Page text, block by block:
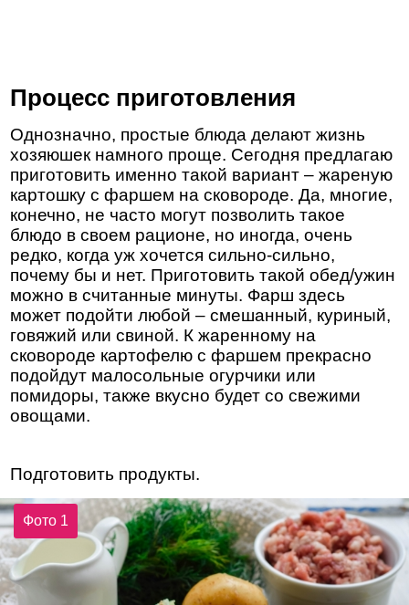
Процесс приготовления
Однозначно, простые блюда делают жизнь
хозяюшек намного проще. Сегодня предлагаю
приготовить именно такой вариант – жареную
картошку с фаршем на сковороде. Да, многие,
конечно, не часто могут позволить такое
блюдо в своем рационе, но иногда, очень
редко, когда уж хочется сильно-сильно,
почему бы и нет. Приготовить такой обед/ужин
можно в считанные минуты. Фарш здесь
может подойти любой – смешанный, куриный,
говяжий или свиной. К жаренному на
сковороде картофелю с фаршем прекрасно
подойдут малосольные огурчики или
помидоры, также вкусно будет со свежими
овощами.
Подготовить продукты.
Фото 1